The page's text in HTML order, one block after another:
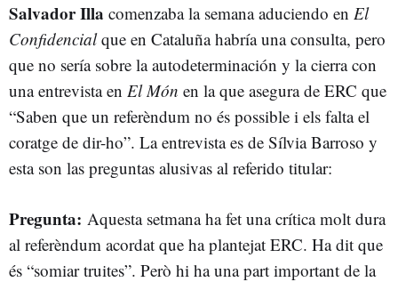
Salvador Illa comenzaba la semana aduciendo en El
Confidencialque en Cataluña habría una consulta, pero
que no sería sobre la autodeterminación y la cierra con
una entrevista en El Món en la que asegura de ERC que
“Saben que un referèndum no és possible i els falta el
coratge de dir-ho”. La entrevista es de Sílvia Barroso y
esta son las preguntas alusivas al referido titular:
Pregunta: Aquesta setmana ha fet una crítica molt dura
al referèndum acordat que ha plantejat ERC. Ha dit que
és “somiar truites”. Però hi ha una part important de la